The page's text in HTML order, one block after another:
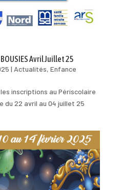
Avril Juillet 25
| Actualités, Enfance
inscriptions au Périscolaire
du 22 avril au 04 juillet 25